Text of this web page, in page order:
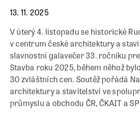
13. 11. 2025
V úterý 4. listopadu se historické
v centrum české architektury a
slavnostní galavečer 33. ročníku
Stavba roku 2025, během něhož
30 zvláštních cen. Soutěž pořádá
architektury a stavitelství ve
průmyslu a obchodu ČR, ČKAIT a